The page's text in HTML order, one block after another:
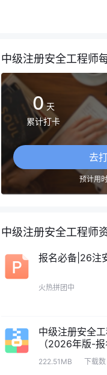
中级注册安全工程师
0 天
累计打卡
去
预计用
中级注册安全工程师
报名必备|26注
火热拼团中
中级注册安全
（2026年版-
222.51MB
下载